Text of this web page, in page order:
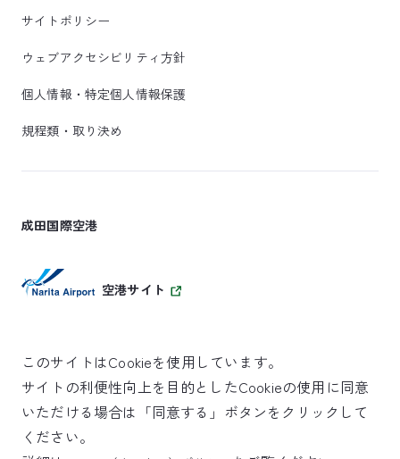
サイトポリシー
ウェブアクセシビリティ方針
個人情報・特定個人情報保護
規程類・取り決め
成田国際空港
空港サイト
SKYTRAX
5スターエアポート
このサイトはCookieを使用しています。
サイトの利便性向上を目的としたCookieの使用に同意
いただける場合は「同意する」ボタンをクリックして
ください。